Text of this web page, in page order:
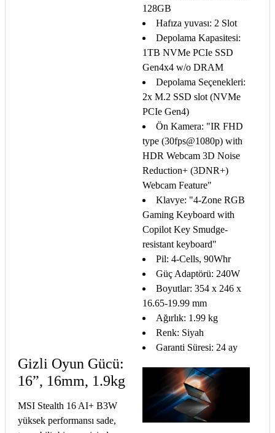
128GB
Hafıza yuvası: 2 Slot
Depolama Kapasitesi:
1TB NVMe PCIe SSD
Gen4x4 w/o DRAM
Depolama Seçenekleri:
2x M.2 SSD slot (NVMe
PCIe Gen4)
Ön Kamera: "IR FHD
type (30fps@1080p) with
HDR Webcam 3D Noise
Reduction+ (3DNR+)
Webcam Feature"
Klavye: "4-Zone RGB
Gaming Keyboard with
Copilot Key Smudge-
resistant keyboard"
Pil: 4-Cells, 90Whr
Güç Adaptörü: 240W
Boyutlar: 354 x 246 x
16.65-19.99 mm
Ağırlık: 1.99 kg
Renk: Siyah
Garanti Süresi: 24 ay
Gizli Oyun Gücü:
16”, 16mm, 1.9kg
MSI Stealth 16 AI+ B3W
yüksek performansı sade,